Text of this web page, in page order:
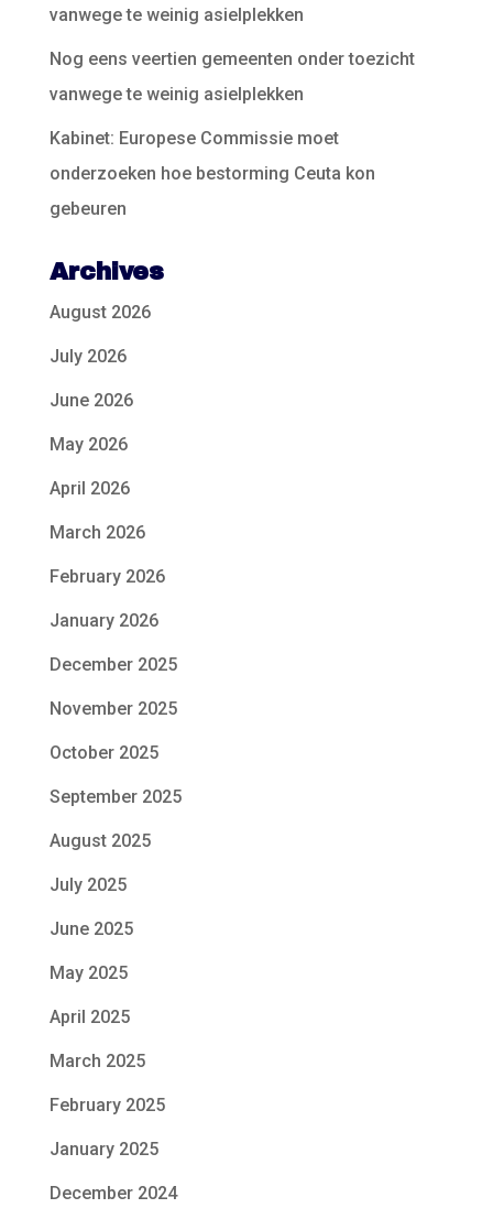
vanwege te weinig asielplekken
Nog eens veertien gemeenten onder toezicht
vanwege te weinig asielplekken
Kabinet: Europese Commissie moet
onderzoeken hoe bestorming Ceuta kon
gebeuren
Archives
August 2026
July 2026
June 2026
May 2026
April 2026
March 2026
February 2026
January 2026
December 2025
November 2025
October 2025
September 2025
August 2025
July 2025
June 2025
May 2025
April 2025
March 2025
February 2025
January 2025
December 2024